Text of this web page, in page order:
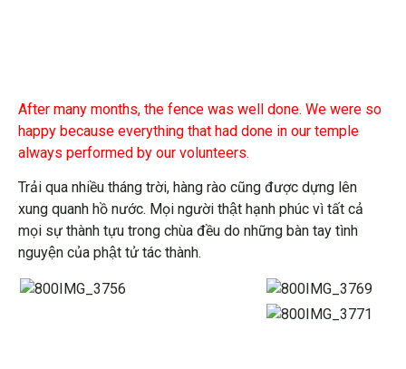
After many months, the fence was well done. We were so
happy because everything that had done in our temple
always performed by our volunteers.
Trải qua nhiều tháng trời, hàng rào cũng được dựng lên
xung quanh hồ nước. Mọi người thật hạnh phúc vì tất cả
mọi sự thành tựu trong chùa đều do những bàn tay tình
nguyện của phật tử tác thành.